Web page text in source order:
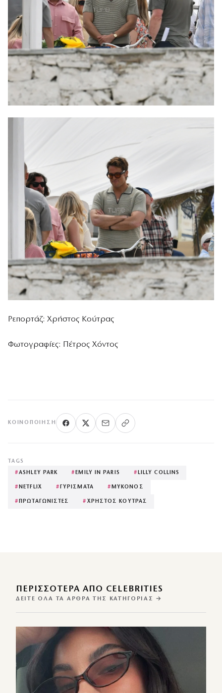
Ρεπορτάζ: Χρήστος Κούτρας
Φωτογραφίες: Πέτρος Χόντος
ΚΟΙΝΟΠΟΊΗΣΗ
TAGS
#ASHLEY PARK # EMILY IN PARIS # LILLY COLLINS
# NETFLIX # ΓΥΡΙΣΜΑΤΑ # ΜΥΚΟΝΟΣ
# ΠΡΩΤΑΓΩΝΙΣΤΕΣ # ΧΡΗΣΤΟΣ ΚΟΥΤΡΑΣ
ΠΕΡΙΣΣΌΤΕΡΑ ΑΠΌ CELEBRITIES
ΔΕΊΤΕ ΌΛΑ ΤΑ ΆΡΘΡΑ ΤΗΣ ΚΑΤΗΓΟΡΊΑΣ →